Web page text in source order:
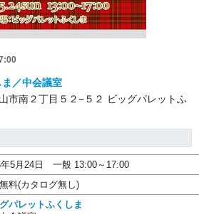
／中会議室
市南２丁目５２−５２ ビッグパレットふ
年5月24日 一般 13:00～17:00
料(カタログ無し)
パレットふくしま